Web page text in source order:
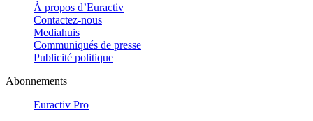
À propos d’Euractiv
Contactez-nous
Mediahuis
Communiqués de presse
Publicité politique
Abonnements
Euractiv Pro